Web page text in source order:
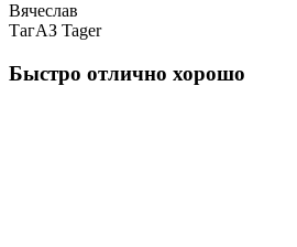
Вячеслав
ТагАЗ Tager
Быстро отлично хорошо